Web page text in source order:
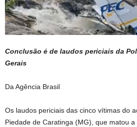
Conclusão é de laudos periciais da
Gerais
Da Agência Brasil
Os laudos periciais das cinco vítimas do
Piedade de Caratinga (MG), que matou